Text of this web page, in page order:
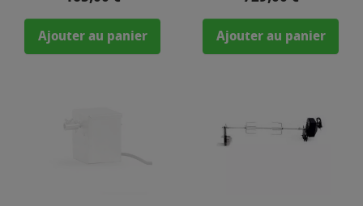
Ajouter au panier Ajouter au panier